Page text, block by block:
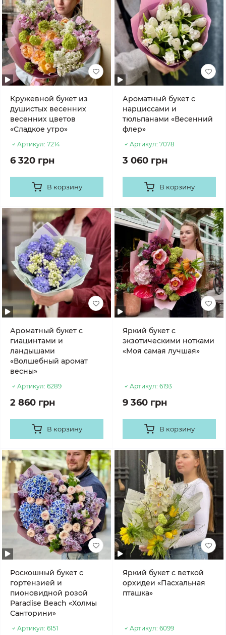
Кружевной букет из
душистых весенних
весенних цветов
«Сладкое утро»
Артикул: 7214
6 320 грн
В корзину
Ароматный букет с
нарциссами и
тюльпанами «Весенний
флер»
Артикул: 7078
3 060 грн
В корзину
Ароматный букет с
гиацинтами и
ландышами
«Волшебный аромат
весны»
Артикул: 6289
2 860 грн
В корзину
Яркий букет с
экзотическими нотками
«Моя самая лучшая»
Артикул: 6193
9 360 грн
В корзину
Роскошный букет с
гортензией и
пионовидной розой
Paradise Beach «Холмы
Санторини»
Артикул: 6151
Яркий букет с веткой
орхидеи «Пасхальная
пташка»
Артикул: 6099